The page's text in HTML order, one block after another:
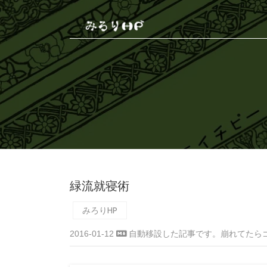
緑流就寝術
みろりHP
2016-01-12 自動移設した記事です。崩れてたら